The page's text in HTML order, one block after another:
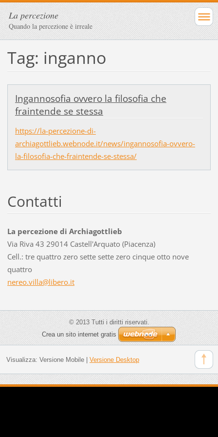
La percezione
Quando la percezione è irreale
Tag: inganno
Ingannosofia ovvero la filosofia che
fraintende se stessa
https://la-percezione-di-
archiagottlieb.webnode.it/news/ingannosofia-ovvero-
la-filosofia-che-fraintende-se-stessa/
Contatti
La percezione di Archiagottlieb
Via Riva 43 29014 Castell'Arquato (Piacenza)
Cell.: tre quattro zero sette sette zero cinque otto nove
quattro
nereo.villa@libero.it
© 2013 Tutti i diritti riservati.
Crea un sito internet gratis
Visualizza: Versione Mobile| Versione Desktop